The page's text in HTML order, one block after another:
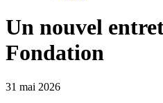
Un nouvel
Fondation
31 mai 2026